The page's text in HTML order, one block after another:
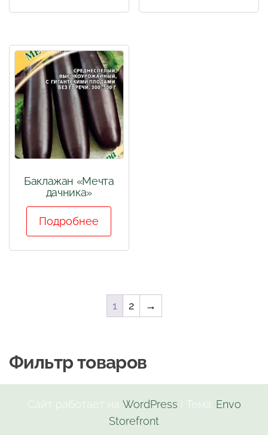
Баклажан «Мечта
дачника»
Подробнее
1 2 →
Фильтр товаров
Сайт работает на WordPress Тема: Envo
Storefront